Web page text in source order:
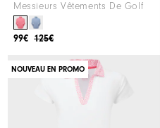
Messieurs Vêtements De Golf
125€
99€
NOUVEAU EN PROMO